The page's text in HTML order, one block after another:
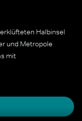
Halbinsel
und Metropole
mit